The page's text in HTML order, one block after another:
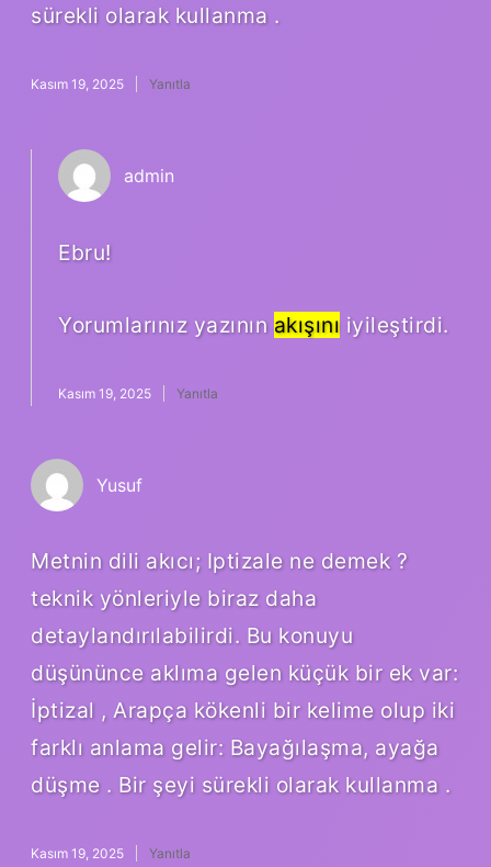
sürekli olarak kullanma .
Kasım 19, 2025 Yanıtla
admin
Ebru!
Yorumlarınız yazının akışını iyileştirdi.
Kasım 19, 2025 Yanıtla
Yusuf
Metnin dili akıcı; Iptizale ne demek ?
teknik yönleriyle biraz daha
detaylandırılabilirdi. Bu konuyu
düşününce aklıma gelen küçük bir ek var:
İptizal , Arapça kökenli bir kelime olup iki
farklı anlama gelir: Bayağılaşma, ayağa
düşme . Bir şeyi sürekli olarak kullanma .
Kasım 19, 2025 Yanıtla